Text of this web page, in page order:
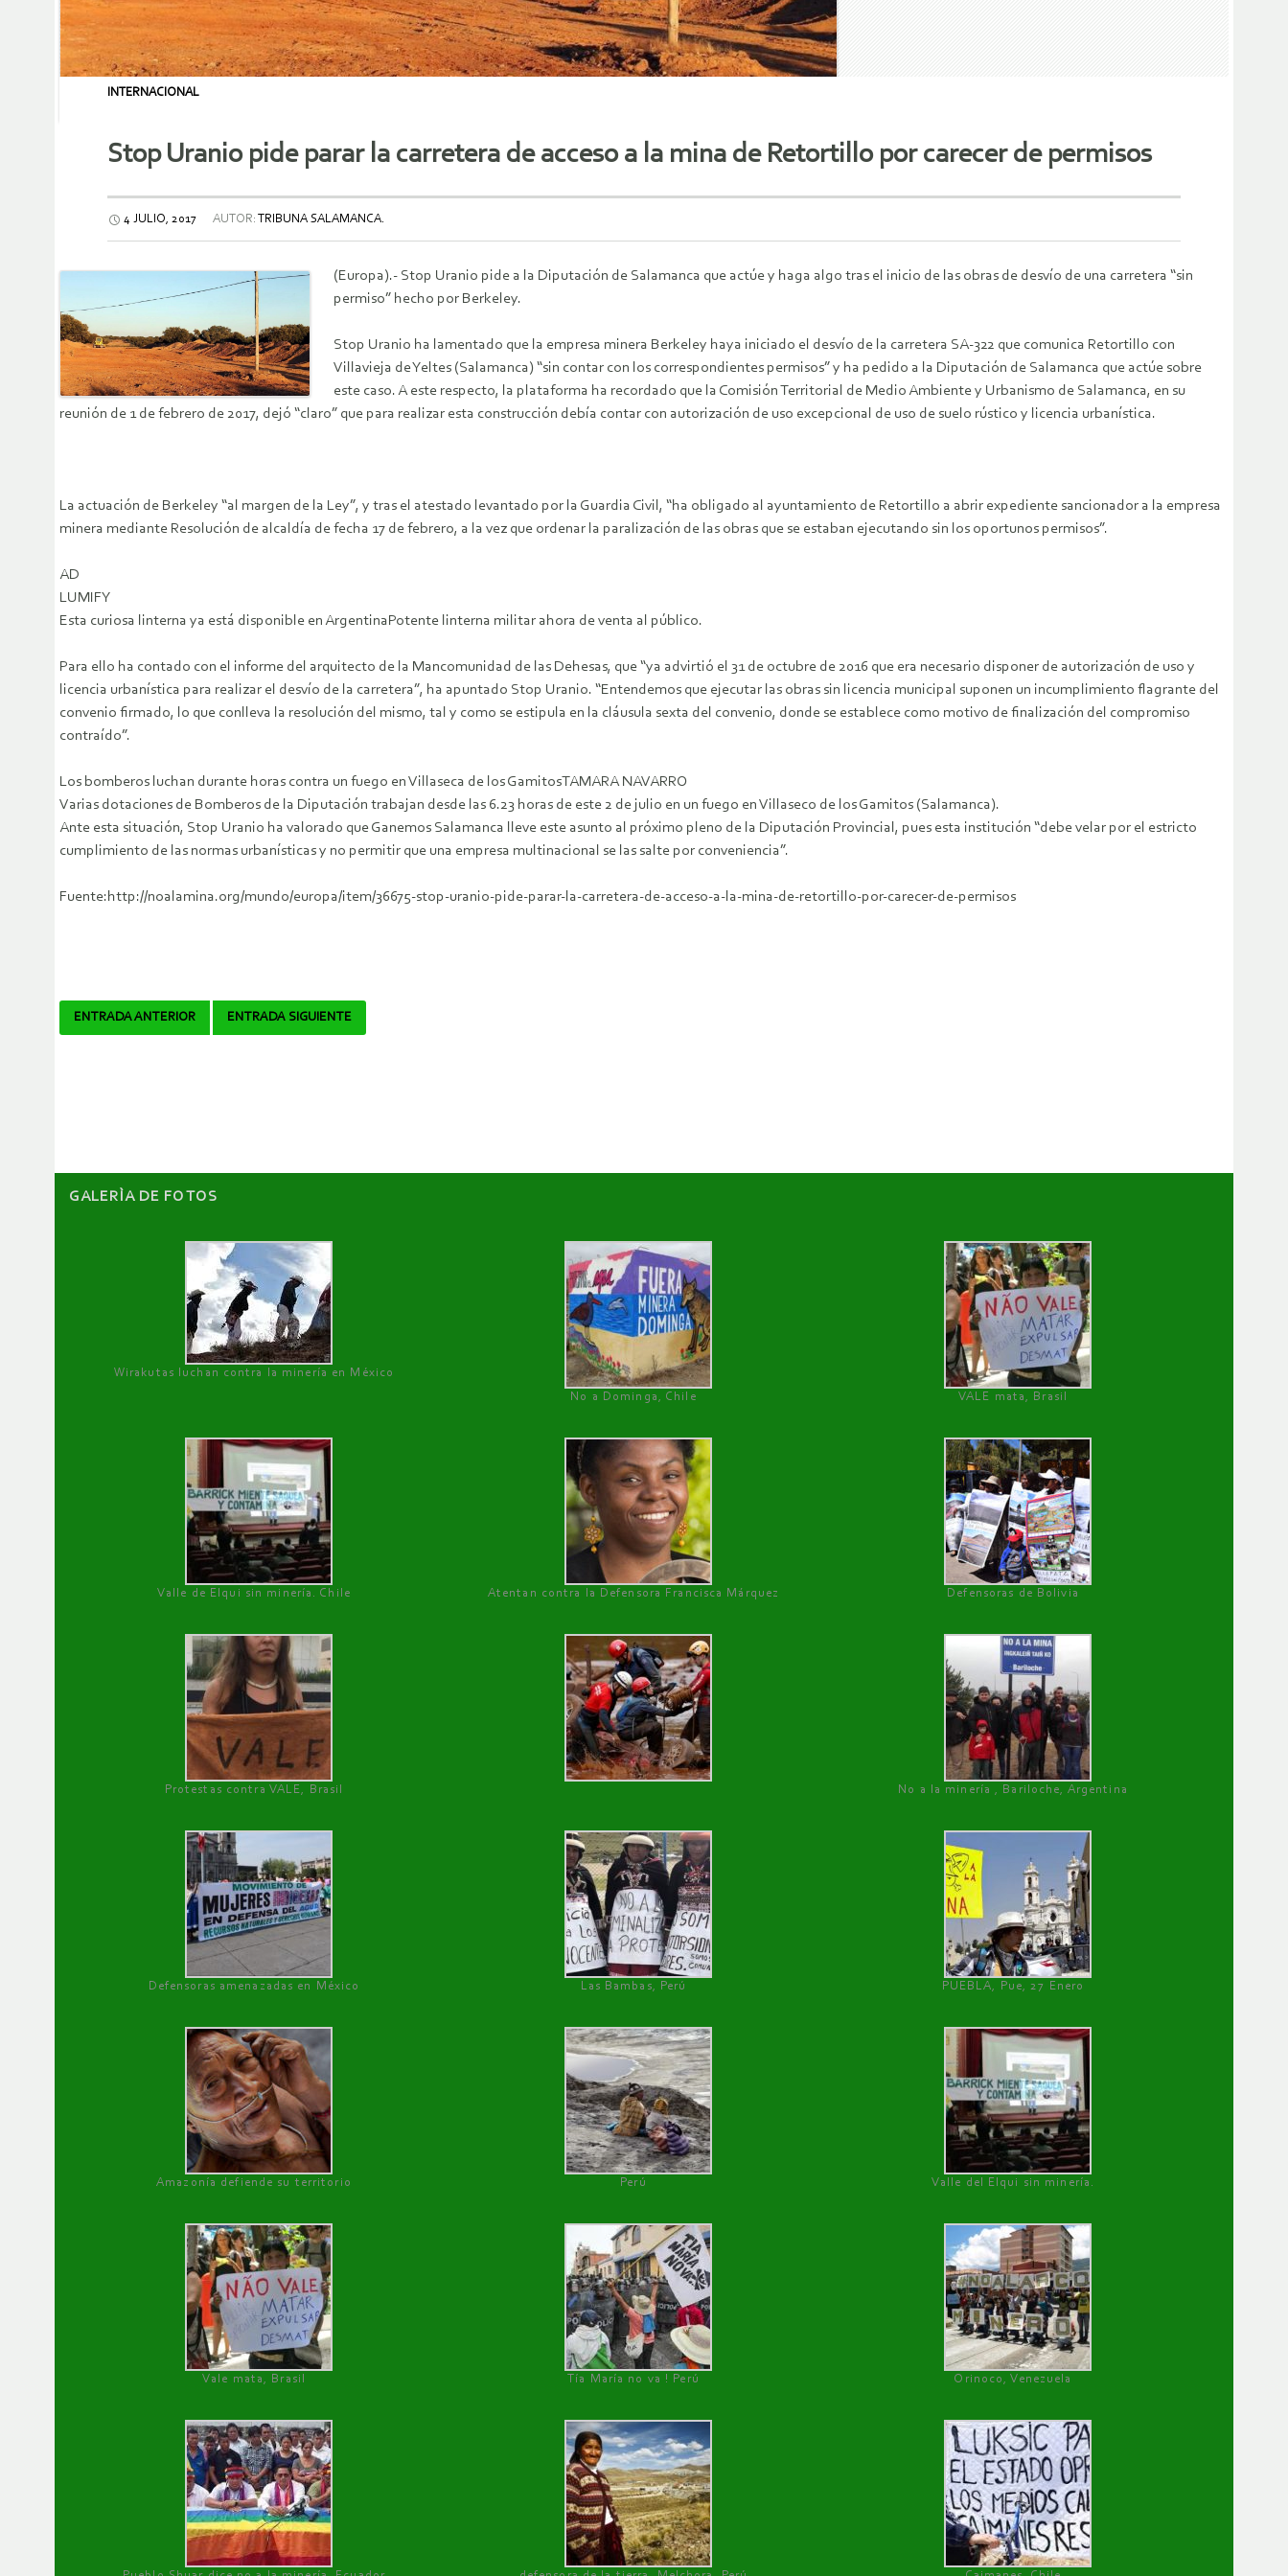
INTERNACIONAL
Stop Uranio pide parar la carretera de acceso a la mina de Retortillo por carecer de permisos
4 JULIO, 2017 AUTOR: TRIBUNA SALAMANCA.
(Europa).- Stop Uranio pide a la Diputación de Salamanca que actúe y haga algo tras el inicio de las obras de desvío de una carretera “sin
permiso” hecho por Berkeley.
Stop Uranio ha lamentado que la empresa minera Berkeley haya iniciado el desvío de la carretera SA-322 que comunica Retortillo con
Villavieja de Yeltes (Salamanca) “sin contar con los correspondientes permisos” y ha pedido a la Diputación de Salamanca que actúe sobre
este caso. A este respecto, la plataforma ha recordado que la Comisión Territorial de Medio Ambiente y Urbanismo de Salamanca, en su
reunión de 1 de febrero de 2017, dejó “claro” que para realizar esta construcción debía contar con autorización de uso excepcional de uso de suelo rústico y licencia urbanística.
La actuación de Berkeley “al margen de la Ley”, y tras el atestado levantado por la Guardia Civil, “ha obligado al ayuntamiento de Retortillo a abrir expediente sancionador a la empresa
minera mediante Resolución de alcaldía de fecha 17 de febrero, a la vez que ordenar la paralización de las obras que se estaban ejecutando sin los oportunos permisos”.
AD
LUMIFY
Esta curiosa linterna ya está disponible en ArgentinaPotente linterna militar ahora de venta al público.
Para ello ha contado con el informe del arquitecto de la Mancomunidad de las Dehesas, que “ya advirtió el 31 de octubre de 2016 que era necesario disponer de autorización de uso y
licencia urbanística para realizar el desvío de la carretera”, ha apuntado Stop Uranio. “Entendemos que ejecutar las obras sin licencia municipal suponen un incumplimiento flagrante del
convenio firmado, lo que conlleva la resolución del mismo, tal y como se estipula en la cláusula sexta del convenio, donde se establece como motivo de finalización del compromiso
contraído”.
Los bomberos luchan durante horas contra un fuego en Villaseca de los GamitosTAMARA NAVARRO
Varias dotaciones de Bomberos de la Diputación trabajan desde las 6.23 horas de este 2 de julio en un fuego en Villaseco de los Gamitos (Salamanca).
Ante esta situación, Stop Uranio ha valorado que Ganemos Salamanca lleve este asunto al próximo pleno de la Diputación Provincial, pues esta institución “debe velar por el estricto
cumplimiento de las normas urbanísticas y no permitir que una empresa multinacional se las salte por conveniencia”.
Fuente:http://noalamina.org/mundo/europa/item/36675-stop-uranio-pide-parar-la-carretera-de-acceso-a-la-mina-de-retortillo-por-carecer-de-permisos
Navegador
ENTRADA ANTERIOR ENTRADA SIGUIENTE
GALERÌA DE FOTOS
Wirakutas luchan contra la minería en México
No a Dominga, Chile
VALE mata, Brasil
Valle de Elqui sin minería. Chile Atentan contra la Defensora Francisca Márquez Defensoras de Bolivia
Protestas contra VALE, Brasil No a la minería , Bariloche, Argentina
Defensoras amenazadas en México Las Bambas, Perú PUEBLA, Pue, 27 Enero
Amazonía defiende su territorio Perú Valle del Elqui sin minería.
Vale mata, Brasil Tía María no va ! Perú Orinoco, Venezuela